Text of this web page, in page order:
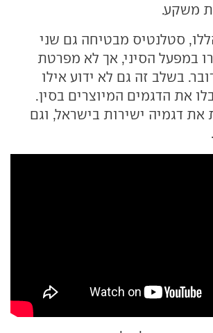
משקע.
סטלנטיס מבטיחה גם שני
במפעל הסיני, אך לא מפרטת
בשלב זה גם לא ידוע אילו
את הדגמים המיוצרים בסין.
את דגמיה ישירות בישראל, וגם